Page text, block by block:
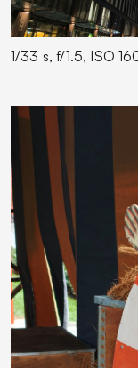
1/33 s, f/1.5, ISO